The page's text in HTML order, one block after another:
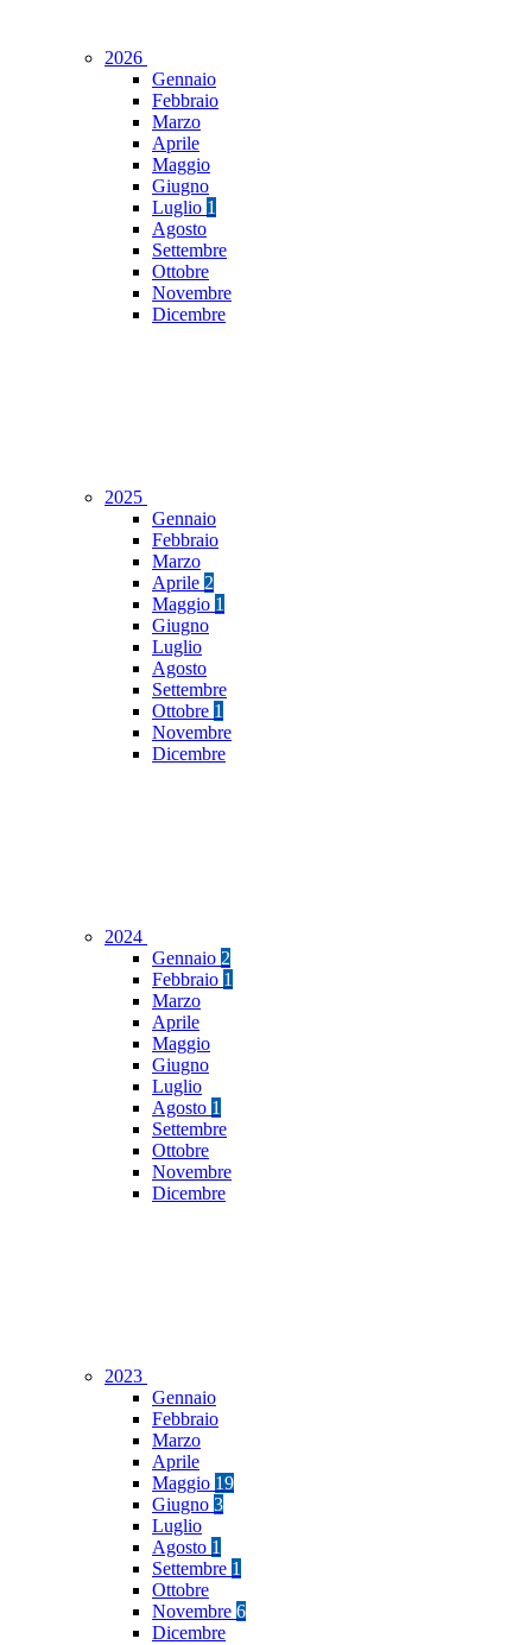
2026
Gennaio
Febbraio
Marzo
Aprile
Maggio
Giugno
Luglio 1
Agosto
Settembre
Ottobre
Novembre
Dicembre
2025
Gennaio
Febbraio
Marzo
Aprile 2
Maggio 1
Giugno
Luglio
Agosto
Settembre
Ottobre 1
Novembre
Dicembre
2024
Gennaio 2
Febbraio 1
Marzo
Aprile
Maggio
Giugno
Luglio
Agosto 1
Settembre
Ottobre
Novembre
Dicembre
2023
Gennaio
Febbraio
Marzo
Aprile
Maggio 19
Giugno 3
Luglio
Agosto 1
Settembre 1
Ottobre
Novembre 6
Dicembre